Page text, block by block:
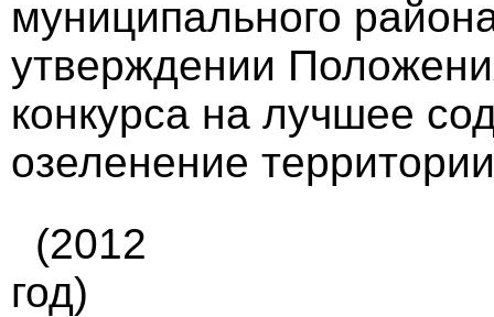
муниципального
утверждении
конкурса на лучшее
озеленение
(2012
год)